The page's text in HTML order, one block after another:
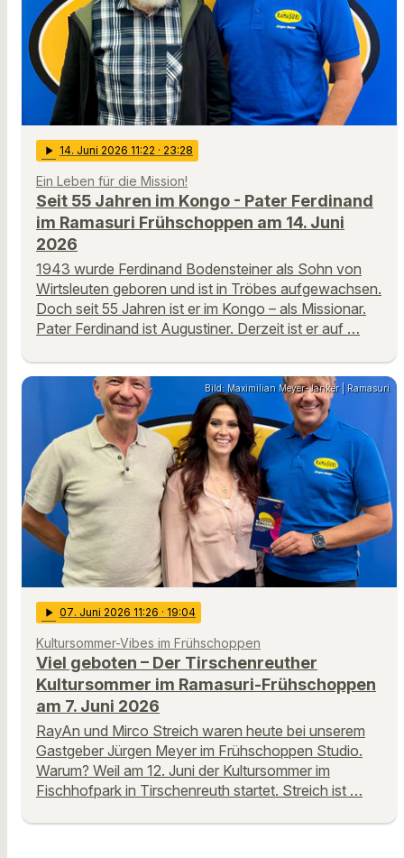
play_arrow 14. Juni 2026 11:22 · 23:28
Ein Leben für die Mission!
Seit 55 Jahren im Kongo - Pater Ferdinand
im Ramasuri Frühschoppen am 14. Juni
2026
1943 wurde Ferdinand Bodensteiner als Sohn von
Wirtsleuten geboren und ist in Tröbes aufgewachsen.
Doch seit 55 Jahren ist er im Kongo – als Missionar.
Pater Ferdinand ist Augustiner. Derzeit ist er auf …
Bild: Maximilian Meyer-Janker | Ramasuri
play_arrow 07. Juni 2026 11:26 · 19:04
Kultursommer-Vibes im Frühschoppen
Viel geboten – Der Tirschenreuther
Kultursommer im Ramasuri-Frühschoppen
am 7. Juni 2026
RayAn und Mirco Streich waren heute bei unserem
Gastgeber Jürgen Meyer im Frühschoppen Studio.
Warum? Weil am 12. Juni der Kultursommer im
Fischhofpark in Tirschenreuth startet. Streich ist …